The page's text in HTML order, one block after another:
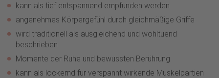
kann als tief entspannend empfunden werden
angenehmes Körpergefühl durch gleichmäßige Griffe
wird traditionell als ausgleichend und wohltuend
beschrieben
Momente der Ruhe und bewussten Berührung
kann als lockernd für verspannt wirkende Muskelpartien